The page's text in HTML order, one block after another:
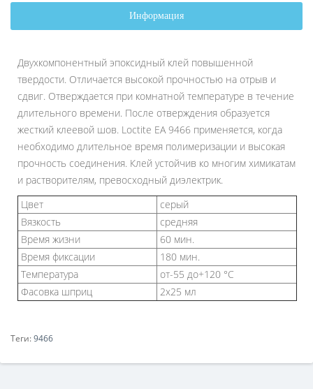
Информация
Двухкомпонентный эпоксидный клей повышенной
твердости. Отличается высокой прочностью на отрыв и
сдвиг. Отверждается при комнатной температуре в течение
длительного времени. После отверждения образуется
жесткий клеевой шов. Loctite EA 9466 применяется, когда
необходимо длительное время полимеризации и высокая
прочность соединения. Клей устойчив ко многим химикатам
и растворителям, превосходный диэлектрик.
Цвет
серый
Вязкость
средняя
Время жизни
60 мин.
Время фиксации
180 мин.
Температура
от-55 до+120 °C
Фасовка шприц
2х25 мл
Теги:9466